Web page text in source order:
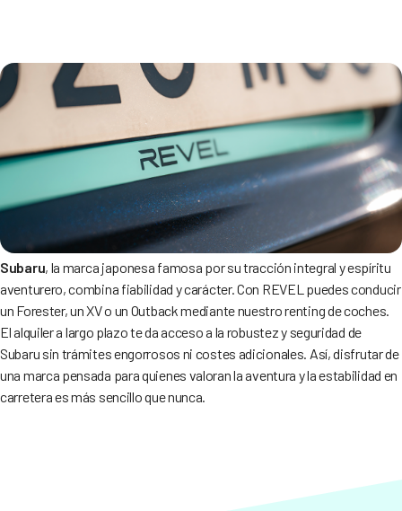
Subaru, la marca japonesa famosa por su tracción integral y espíritu
aventurero, combina fiabilidad y carácter. Con REVEL puedes conducir
un Forester, un XV o un Outback mediante nuestro renting de coches.
El alquiler a largo plazo te da acceso a la robustez y seguridad de
Subaru sin trámites engorrosos ni costes adicionales. Así, disfrutar de
una marca pensada para quienes valoran la aventura y la estabilidad en
carretera es más sencillo que nunca.